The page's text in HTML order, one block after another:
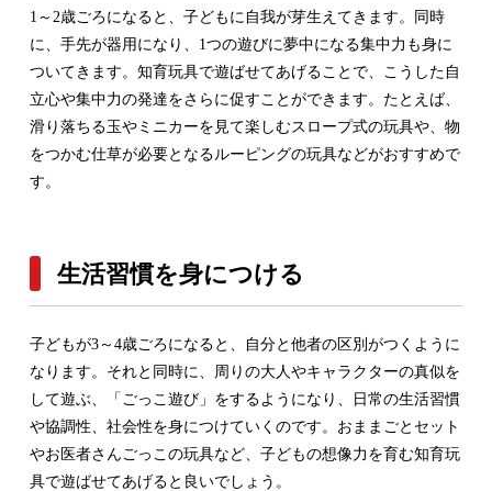
1～2歳ごろになると、子どもに自我が芽生えてきます。同時
に、手先が器用になり、1つの遊びに夢中になる集中力も身に
ついてきます。知育玩具で遊ばせてあげることで、こうした自
立心や集中力の発達をさらに促すことができます。たとえば、
滑り落ちる玉やミニカーを見て楽しむスロープ式の玩具や、物
をつかむ仕草が必要となるルーピングの玩具などがおすすめで
す。
生活習慣を身につける
子どもが3～4歳ごろになると、自分と他者の区別がつくように
なります。それと同時に、周りの大人やキャラクターの真似を
して遊ぶ、「ごっこ遊び」をするようになり、日常の生活習慣
や協調性、社会性を身につけていくのです。おままごとセット
やお医者さんごっこの玩具など、子どもの想像力を育む知育玩
具で遊ばせてあげると良いでしょう。